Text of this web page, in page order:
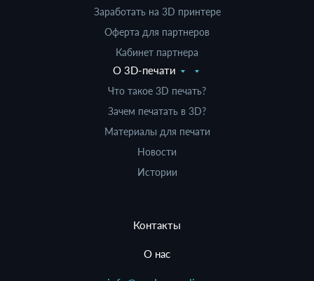
Заработать на 3D принтере
Оферта для партнеров
Кабинет партнера
О 3D-печати
Что такое 3D печать?
Зачем печатать в 3D?
Материалы для печати
Новости
Истории
Контакты
О нас